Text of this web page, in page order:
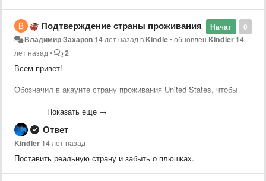
0
Начат
Подтверждение страны проживания
Владимир Захаров 14 лет назадв Kindle•обновлен Kindler 14
лет назад• 2
Всем привет!
Обозначил в акаунте страну проживания United States, чтобы
пришло письмо "To continue purchasing titles available for the
United States, please send a copy of your valid government-issued
identity card, passport, or a utility bill received within the previous 90
days to our secure fax line".
Кто-нибудь сталкивался с этим? Какие есть идеи, как
выкрутиться?
Показать еще →
Ответ
Kindler 14 лет назад
Поставить реальную страну и забыть о плюшках.